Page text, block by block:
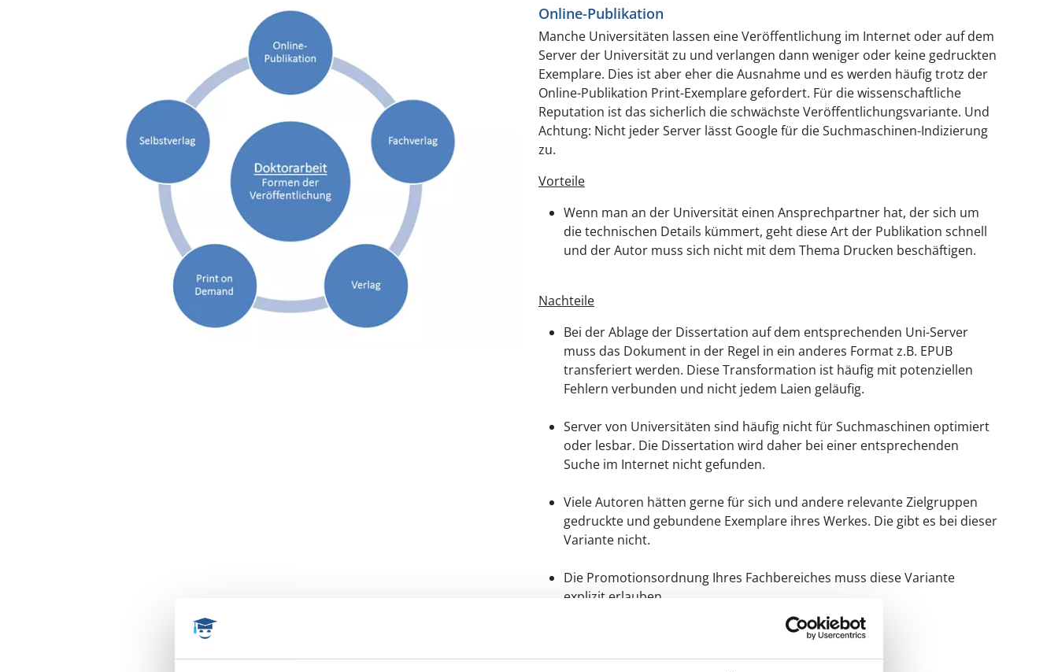
Online-Publikation
Manche Universitäten lassen eine Veröffentlichung im Internet oder auf dem
Server der Universität zu und verlangen dann weniger oder keine gedruckten
Exemplare. Dies ist aber eher die Ausnahme und es werden häufig trotz der
Online-Publikation Print-Exemplare gefordert. Für die wissenschaftliche
Reputation ist das sicherlich die schwächste Veröffentlichungsvariante. Und
Achtung: Nicht jeder Server lässt Google für die Suchmaschinen-Indizierung
zu.
Vorteile
Wenn man an der Universität einen Ansprechpartner hat, der sich um
die technischen Details kümmert, geht diese Art der Publikation schnell
und der Autor muss sich nicht mit dem Thema Drucken beschäftigen.
Nachteile
Bei der Ablage der Dissertation auf dem entsprechenden Uni-Server
muss das Dokument in der Regel in ein anderes Format z.B. EPUB
transferiert werden. Diese Transformation ist häufig mit potenziellen
Fehlern verbunden und nicht jedem Laien geläufig.
Server von Universitäten sind häufig nicht für Suchmaschinen optimiert
oder lesbar. Die Dissertation wird daher bei einer entsprechenden
Suche im Internet nicht gefunden.
Viele Autoren hätten gerne für sich und andere relevante Zielgruppen
gedruckte und gebundene Exemplare ihres Werkes. Die gibt es bei dieser
Variante nicht.
Die Promotionsordnung Ihres Fachbereiches muss diese Variante
explizit erlauben.